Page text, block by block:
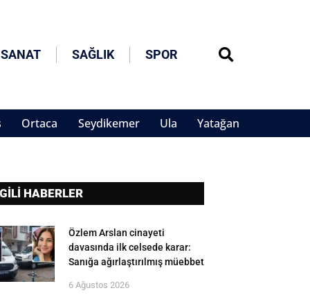
SAĞLIK SPOR
Ortaca Seydikemer Ula Yatağan
HABERLER
Özlem Arslan cinayeti
davasında ilk celsede karar:
Sanığa ağırlaştırılmış müebbet
6 Ağustos 2026